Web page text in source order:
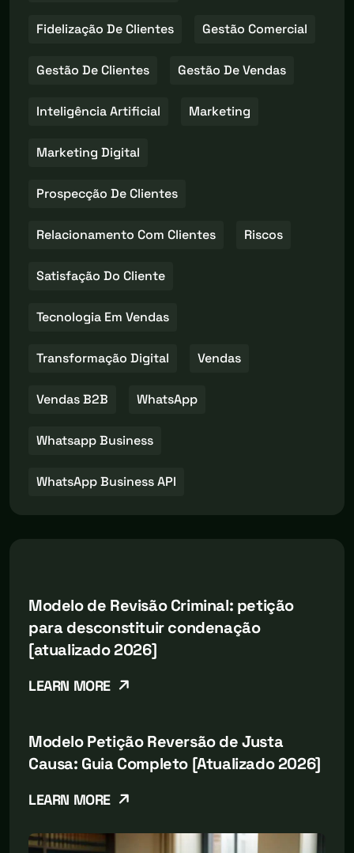
Fidelização De Clientes Gestão Comercial
Gestão De Clientes Gestão De Vendas
Inteligência Artificial Marketing
Marketing Digital
Prospecção De Clientes
Relacionamento Com Clientes Riscos
Satisfação Do Cliente
Tecnologia Em Vendas
Transformação Digital Vendas
Vendas B2B WhatsApp
Whatsapp Business
WhatsApp Business API
Modelo de Revisão Criminal: petição
para desconstituir condenação
[atualizado 2026]
LEARN MORE
Modelo Petição Reversão de Justa
Causa: Guia Completo [Atualizado 2026]
LEARN MORE